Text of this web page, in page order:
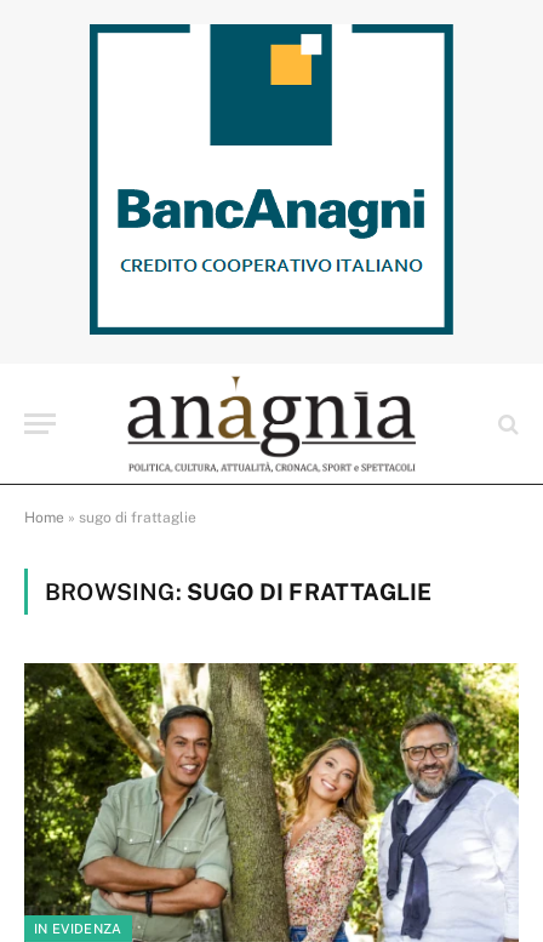
Home » sugo di frattaglie
BROWSING: SUGO DI FRATTAGLIE
IN EVIDENZA